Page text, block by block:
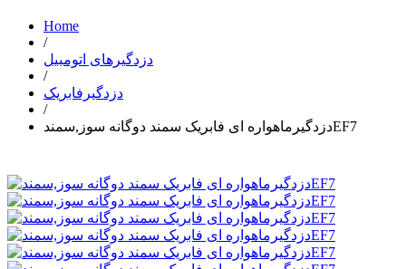
Home
/
دزدگیرهای اتومبیل
/
دزدگیرفابریک
/
دزدگیرماهواره ای فابریک سمند دوگانه سوز,سمندEF7